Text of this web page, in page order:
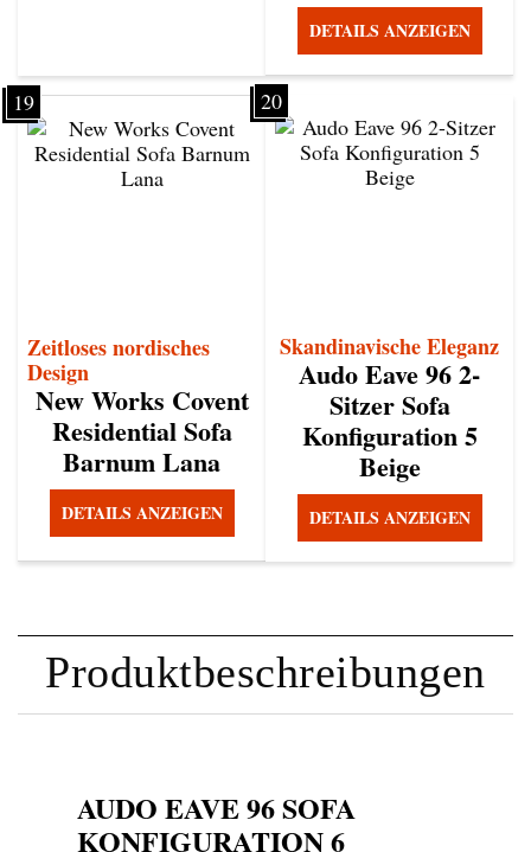
DETAILS ANZEIGEN
19
Zeitloses nordisches
Design
New Works Covent
Residential Sofa
Barnum Lana
DETAILS ANZEIGEN
20
Skandinavische Eleganz
Audo Eave 96 2-
Sitzer Sofa
Konfiguration 5
Beige
DETAILS ANZEIGEN
Produktbeschreibungen
AUDO EAVE 96 SOFA
KONFIGURATION 6